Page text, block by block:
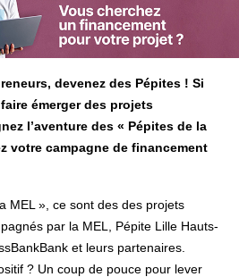
devenez des Pépites ! Si
émerger des projets
l’aventure des « Pépites de la
votre campagne de financement
MEL », ce sont des des projets
par la MEL, Pépite Lille Hauts-
et leurs partenaires.
? Un coup de pouce pour lever